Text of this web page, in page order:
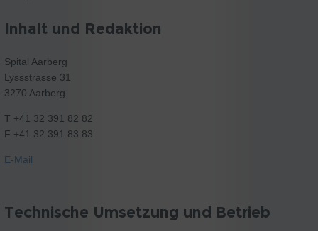
Inhalt und Redaktion
Spital Aarberg
Lyssstrasse 31
3270 Aarberg
T +41 32 391 82 82
F +41 32 391 83 83
E-Mail
Technische Umsetzung und Betrieb